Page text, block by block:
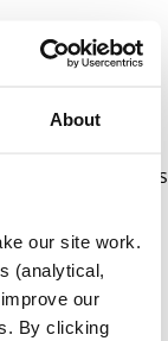
About
our site work.
(analytical,
our
By clicking
chun tosaigh
sláinte
seo
oideachas agus
DCU